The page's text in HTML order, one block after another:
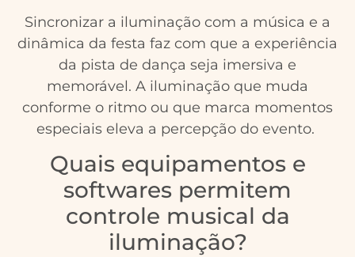
Sincronizar a iluminação com a música e a
dinâmica da festa faz com que a experiência
da pista de dança seja imersiva e
memorável. A iluminação que muda
conforme o ritmo ou que marca momentos
especiais eleva a percepção do evento.
Quais equipamentos e
softwares permitem
controle musical da
iluminação?